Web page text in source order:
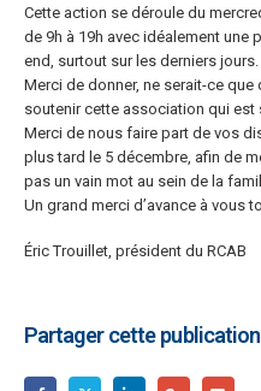
Cette action se déroule du
de 9h à 19h avec idéalement une
end, surtout sur les derniers jours.
Merci de donner, ne serait-ce
soutenir cette association qui est
Merci de nous faire part de vos
plus tard le 5 décembre, afin de
pas un vain mot au sein de la
Un grand merci d’avance à vous
Éric Trouillet, président du RCAB
Partager cette publication